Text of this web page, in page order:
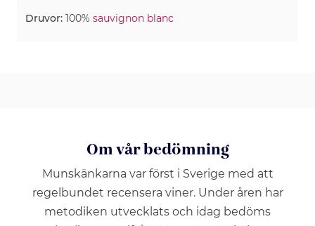
Druvor: 100% sauvignon blanc
Om vår bedömning
Munskänkarna var först i Sverige med att
regelbundet recensera viner. Under åren har
metodiken utvecklats och idag bedöms